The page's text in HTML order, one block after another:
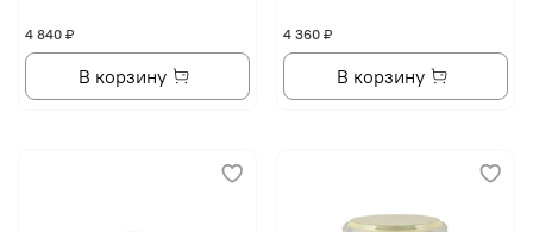
4 840 ₽
В корзину
4 360 ₽
В корзину